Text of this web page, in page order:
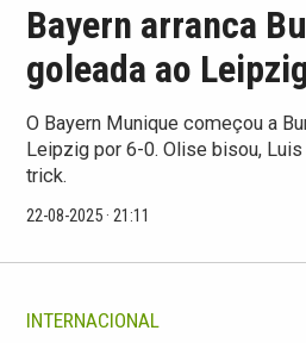
Bayern arranca
goleada ao
O Bayern Munique começou a
Leipzig por 6-0. Olise bisou,
trick.
22-08-2025 · 21:11
INTERNACIONAL